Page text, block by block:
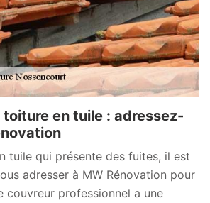
en tuile : adressez-
tuile qui présente des fuites, il est
adresser à MW Rénovation pour
couvreur professionnel a une